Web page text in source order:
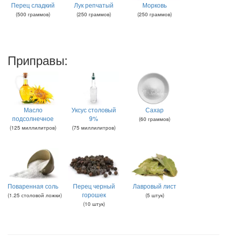
Перец сладкий
(500 граммов)
Лук репчатый
(250 граммов)
Морковь
(250 граммов)
Приправы:
Масло
подсолнечное
(125 миллилитров)
Уксус столовый
9%
(75 миллилитров)
Сахар
(60 граммов)
Поваренная соль
(1.25 столовой ложки)
Перец черный
горошек
(10 штук)
Лавровый лист
(5 штук)